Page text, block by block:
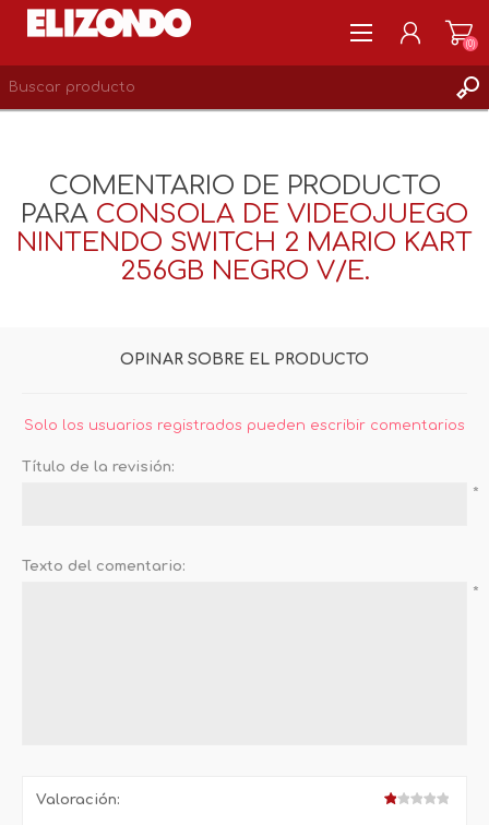
LISTA DE DESEOS 0
(0)
COMENTARIO DE PRODUCTO
PARA CONSOLA DE VIDEOJUEGO
NINTENDO SWITCH 2 MARIO KART
256GB NEGRO V/E.
OPINAR SOBRE EL PRODUCTO
Solo los usuarios registrados pueden escribir comentarios
Título de la revisión:
*
Texto del comentario:
*
Valoración: